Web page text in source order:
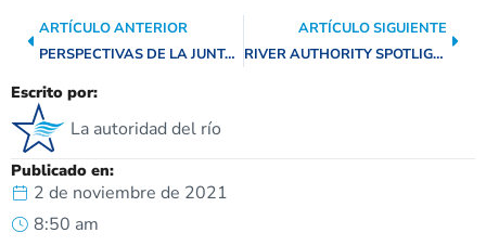
Escrito por:
La autoridad del río
Publicado en:
2 de noviembre de 2021
8:50 am
ARTÍCULO ANTERIOR
PERSPECTIVAS DE LA JUNTA DIRECTIVA: GAYLON OEHLKE
ARTÍCULO SIGUIENTE
RIVER AUTHORITY SPOTLIGHT: EQUIPO DE PLANIFICACIÓN Y GESTIÓN DE PROYECTOS